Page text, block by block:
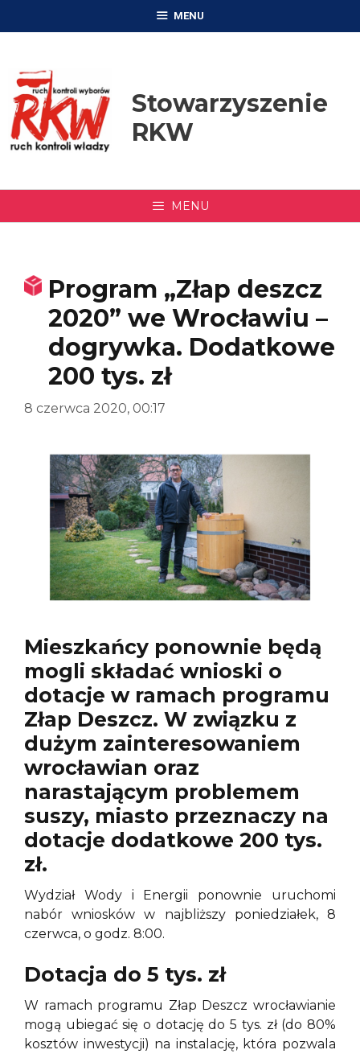
MENU
Stowarzyszenie
RKW
MENU
Program „Złap deszcz
2020” we Wrocławiu –
dogrywka. Dodatkowe
200 tys. zł
8 czerwca 2020, 00:17
Mieszkańcy ponownie będą
mogli składać wnioski o
dotacje w ramach programu
Złap Deszcz. W związku z
dużym zainteresowaniem
wrocławian oraz
narastającym problemem
suszy, miasto przeznaczy na
dotacje dodatkowe 200 tys.
zł.
Wydział Wody i Energii ponownie uruchomi
nabór wniosków w najbliższy poniedziałek, 8
czerwca, o godz. 8:00.
Dotacja do 5 tys. zł
W ramach programu Złap Deszcz wrocławianie
mogą ubiegać się o dotację do 5 tys. zł (do 80%
kosztów inwestycji) na instalację, która pozwala